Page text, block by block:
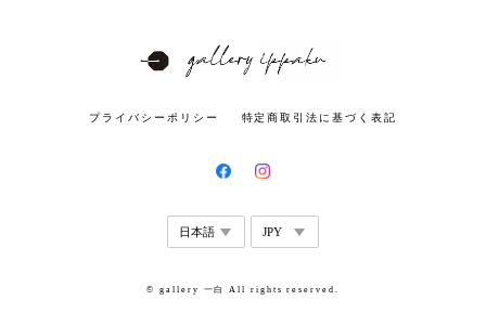
プライバシーポリシー 特定商取引法に基づく表記
© gallery 一白 All rights reserved.